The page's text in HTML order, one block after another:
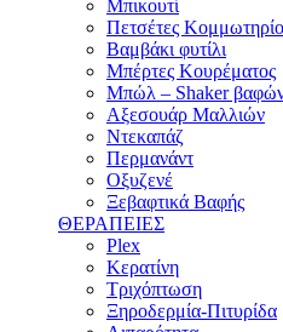
Μπικουτί
Πετσέτες
Βαμβάκι φυτίλι
Μπέρτες Κουρέματος
Μπώλ – Shaker
Αξεσουάρ Μαλλιών
Ντεκαπάζ
Περμανάντ
Οξυζενέ
Ξεβαφτικά Βαφής
ΘΕΡΑΠΕΙΕΣ
Plex
Κερατίνη
Τριχόπτωση
Ξηροδερμία-Πιτυρίδα